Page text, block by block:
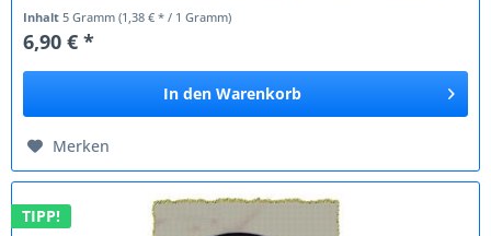
Inhalt5 Gramm(1,38 € * / 1 Gramm)
6,90 € *
In den Warenkorb
Merken
TIPP!